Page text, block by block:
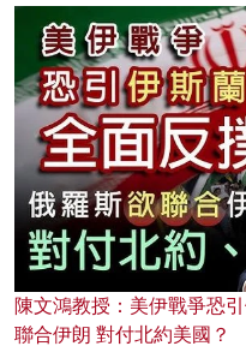
陳文鴻教授：美伊戰爭恐
聯合伊朗 對付北約美國？